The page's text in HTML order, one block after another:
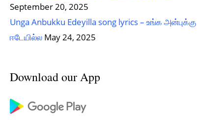
September 20, 2025
Unga Anbukku Edeyilla song lyrics – உங்க அன்புக்கு
ஈடேயில்ல May 24, 2025
Download our App